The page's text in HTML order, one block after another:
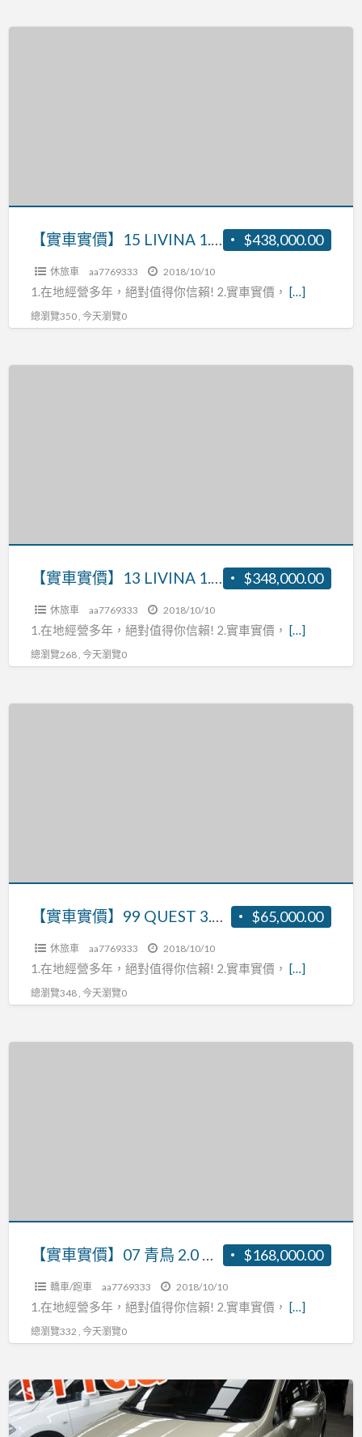
R:0937160499
$438,000.00
【實車實價】15 LIVINA 1.6 張R:0937160499
休旅車 aa7769333 2018/10/10
1.在地經營多年，絕對值得你信賴! 2.實車實價， […]
總瀏覽350 , 今天瀏覽0
R:0937160499
$348,000.00
【實車實價】13 LIVINA 1.6 張R:0937160499
休旅車 aa7769333 2018/10/10
1.在地經營多年，絕對值得你信賴! 2.實車實價， […]
總瀏覽268 , 今天瀏覽0
R:0937160499
$65,000.00
【實車實價】99 QUEST 3.3 張R:0937160499
休旅車 aa7769333 2018/10/10
1.在地經營多年，絕對值得你信賴! 2.實車實價， […]
總瀏覽348 , 今天瀏覽0
張
R:0937160499
$168,000.00
【實車實價】07 青鳥 2.0 張R:0937160499
轎車/跑車 aa7769333 2018/10/10
1.在地經營多年，絕對值得你信賴! 2.實車實價， […]
總瀏覽332 , 今天瀏覽0
【實
車
實